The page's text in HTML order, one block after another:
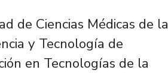
de Ciencias Médicas de la
y Tecnología de
en Tecnologías de la